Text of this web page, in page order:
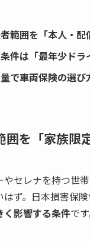
範囲を「本人・
件は「最年少ドラ
で車両保険の選び
囲を「家族限
やセレナを持つ世
はず。日本損害保
く影響する条件です